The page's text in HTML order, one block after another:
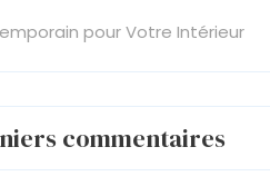
pour Votre Intérieur
commentaires